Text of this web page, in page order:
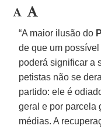
“A maior ilusão do
de que um
poderá significar a
petistas não se
partido: ele é
geral e por parcela
médias. A